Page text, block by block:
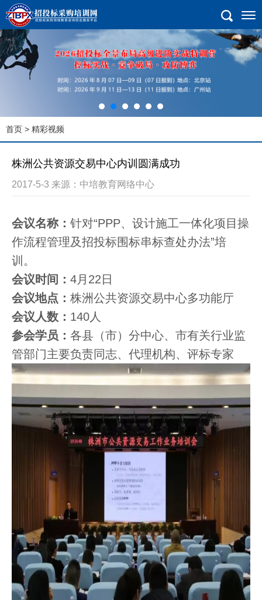
首页 > 精彩视频
株洲公共资源交易中心内训圆满成功
2017-5-3 来源：中培教育网络中心
会议名称： 针对“PPP、设计施工一体化项目操
作流程管理及招投标围标串标查处办法”培
训。
会议时间： 4月22日
会议地点： 株洲公共资源交易中心多功能厅
会议人数： 140人
参会学员： 各县（市）分中心、市有关行业监
管部门主要负责同志、代理机构、评标专家